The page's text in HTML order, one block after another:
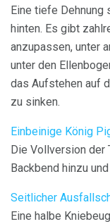
Eine tiefe Dehnung
hinten. Es gibt
anzupassen, unter
unter den
das Aufstehen auf
zu sinken.
Einbeinige König
Die Vollversion der
Backbend hinzu
Seitlicher
Eine halbe